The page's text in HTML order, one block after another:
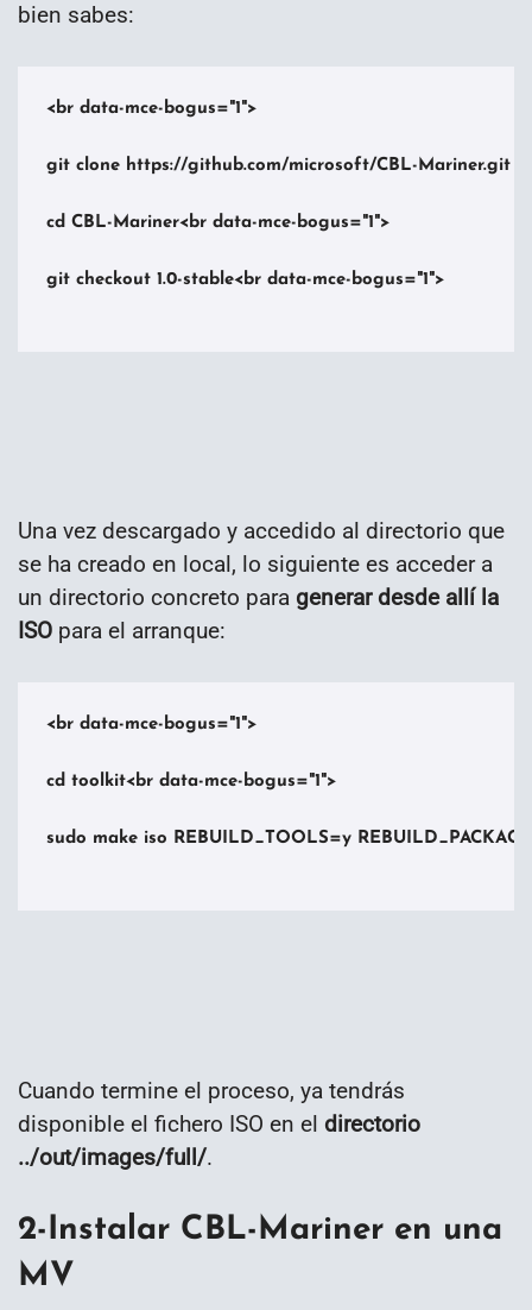
bien sabes:
<br data-mce-bogus="1">
git clone https://github.com/microsoft/CBL-Mariner.git
cd CBL-Mariner<br data-mce-bogus="1">
git checkout 1.0-stable<br data-mce-bogus="1">
Una vez descargado y accedido al directorio que
se ha creado en local, lo siguiente es acceder a
un directorio concreto para generar desde allí la
ISO para el arranque:
<br data-mce-bogus="1">
cd toolkit<br data-mce-bogus="1">
sudo make iso REBUILD_TOOLS=y
Cuando termine el proceso, ya tendrás
disponible el fichero ISO en el directorio
../out/images/full/.
2-Instalar CBL-Mariner en una
MV